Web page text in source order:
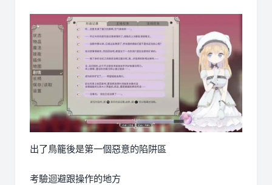
出了鳥籠後是第一個惡意的陷阱區
考驗迴避跟操作的地方